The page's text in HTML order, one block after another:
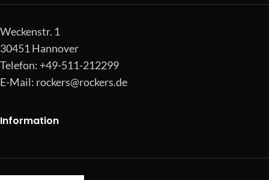
Weckenstr. 1
30451 Hannover
Telefon: +49-511-212299
E-Mail: rockers@rockers.de
Information